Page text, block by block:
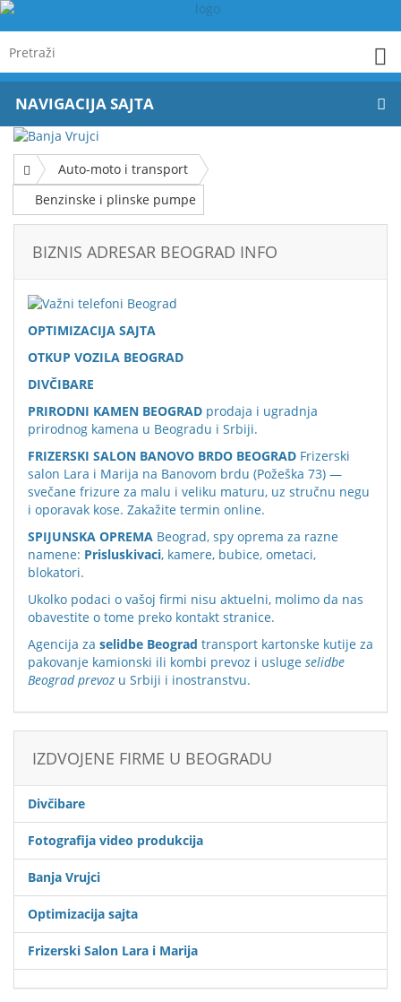
NAVIGACIJA SAJTA
Auto-moto i transport
Benzinske i plinske pumpe
BIZNIS ADRESAR BEOGRAD INFO
OPTIMIZACIJA SAJTA
OTKUP VOZILA BEOGRAD
DIVČIBARE
PRIRODNI KAMEN BEOGRAD prodaja i ugradnja
prirodnog kamena u Beogradu i Srbiji.
FRIZERSKI SALON BANOVO BRDO BEOGRAD Frizerski
salon Lara i Marija na Banovom brdu (Požeška 73) —
svečane frizure za malu i veliku maturu, uz stručnu negu
i oporavak kose. Zakažite termin online.
SPIJUNSKA OPREMA Beograd, spy oprema za razne
namene: Prisluskivaci, kamere, bubice, ometaci,
blokatori.
Ukolko podaci o vašoj firmi nisu aktuelni, molimo da nas
obavestite o tome preko kontakt stranice.
Agencija za selidbe Beograd transport kartonske kutije za
pakovanje kamionski ili kombi prevoz i usluge selidbe
Beograd prevoz u Srbiji i inostranstvu.
IZDVOJENE FIRME U BEOGRADU
Divčibare
Fotografija video produkcija
Banja Vrujci
Optimizacija sajta
Frizerski Salon Lara i Marija